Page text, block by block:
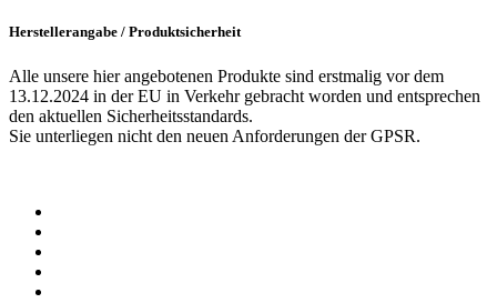
Herstellerangabe / Produktsicherheit
Alle unsere hier angebotenen Produkte sind erstmalig vor dem
13.12.2024 in der EU in Verkehr gebracht worden und entsprechen
den aktuellen Sicherheitsstandards.
Sie unterliegen nicht den neuen Anforderungen der GPSR.